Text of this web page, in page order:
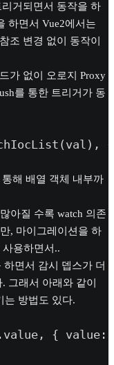
거되면서 동작을 하
하면서 Vue2에서는
조 변경 없이 동작이
가 없이 오로지 Proxy
를 통한 트리거가 동
해 배열 객체 내부까
아질 수록 watch 의존
, 마이그레이션을 하
용하면서..
하면서 감시 뎁스가 더
그래서 아래와 같이
는 방법도 있다.
{